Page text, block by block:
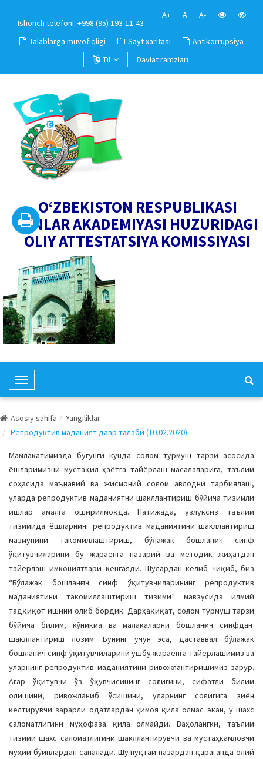
Ishonch telefoni: +998 (95) 193-11-43
A+ A A-
Talablarga muvofiqligi Sayt xaritasi
Antikorrupsiya
Til
Davlat ramzlari
O‘ZBEKISTON RESPUBLIKASI
FANLAR AKADEMIYASI HUZURIDAGI
OLIY ATTESTATSIYA KOMISSIYASI
T
o
g
l
e
N
a
v
i
g
a
t
i
o
n
Asosiy sahifa
Yangiliklar
Репродуктив маданият давр талаби (10.02.2020)
Мамлакатимизда бугунги кунда соғлом турмуш тарзи асосида
ёшларимизни мустақил ҳаётга тайёрлаш масалаларига, таълим
соҳасида маънавий ва жисмоний соғлом авлодни тарбиялаш,
уларда репродуктив маданиятни шакллантириш бўйича тизимли
ишлар амалга оширилмоқда. Натижада, узлуксиз таълим
тизимида ёшларнинг репродуктив маданиятини шакллантириш
мазмунини такомиллаштириш, бўлажак бошланғич синф
ўқитувчиларини бу жараёнга назарий ва методик жиҳатдан
тайёрлаш имкониятлари кенгаяди. Шулардан келиб чиқиб, биз
“Бўлажак бошланғич синф ўқитувчиларининг репродуктив
маданиятини такомиллаштириш тизими” мавзусида илмий
тадқиқот ишини олиб бордик. Дарҳақиқат, соғлом турмуш тарзи
бўйича билим, кўникма ва малакаларни бошланғич синфдан
шакллантириш лозим. Бунинг учун эса, даставвал бўлажак
бошланғич синф ўқитувчиларини ушбу жараёнга тайёрлашимиз ва
уларнинг репродуктив маданиятини ривожлантиришимиз зарур.
Агар ўқитувчи ўз ўқувчисининг соғлигини, сифатли билим
олишини, ривожланиб ўсишини, уларнинг соғлигига зиён
келтирувчи зарарли одатлардан ҳимоя қила олмас экан, у шахс
саломатлигини муҳофаза қила олмайди. Ваҳолангки, таълим
тизими шахс саломатлигини шакллантирувчи ва мустаҳкамловчи
муҳим бўғинлардан саналади. Шу нуқтаи назардан қараганда олий